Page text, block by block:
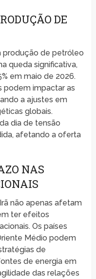
DE
produção de petróleo
queda significativa,
em maio de 2026.
podem impactar as
a ajustes em
globais.
dia de tensão
afetando a oferta
NAS
não apenas afetam
ter efeitos
Os países
Médio podem
de
de energia em
das relações